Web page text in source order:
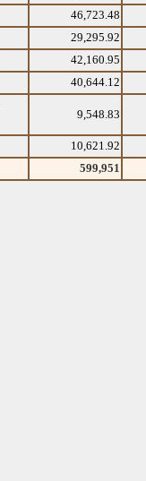
46,723.48
29,295.92
42,160.95
40,644.12
9,548.83
10,621.92
599,951